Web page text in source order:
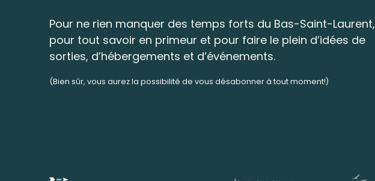
Pour ne rien manquer des temps forts du Bas-Saint-Laurent,
pour tout savoir en primeur et pour faire le plein d’idées de
sorties, d’hébergements et d’événements.
(Bien sûr, vous aurez la possibilité de vous désabonner à tout moment!)